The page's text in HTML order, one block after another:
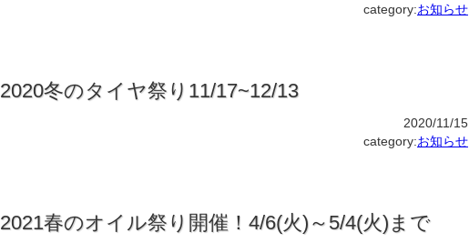
category:お知らせ
2020冬のタイヤ祭り11/17~12/13
2020/11/15
category:お知らせ
2021春のオイル祭り開催！4/6(火)～5/4(火)まで